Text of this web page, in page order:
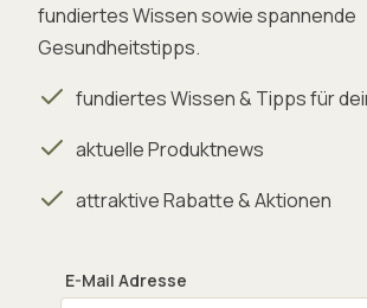
fundiertes Wissen sowie spannende
Gesundheitstipps.
fundiertes Wissen & Tipps für
aktuelle Produktnews
attraktive Rabatte & Aktionen
E-Mail Adresse